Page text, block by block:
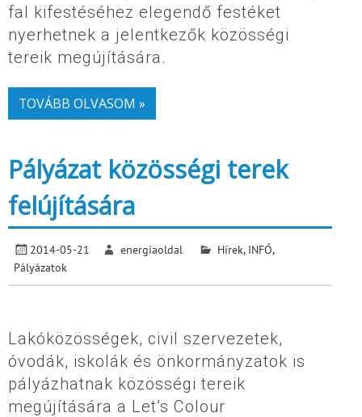
fal kifestéséhez elegendő festéket
nyerhetnek a jelentkezők közösségi
tereik megújítására.
TOVÁBB OLVASOM »
Pályázat közösségi terek
felújítására
2014-05-21 energiaoldal Hírek, INFÓ,
Pályázatok
Lakóközösségek, civil szervezetek,
óvodák, iskolák és önkormányzatok is
pályázhatnak közösségi tereik
megújítására a Let’s Colour